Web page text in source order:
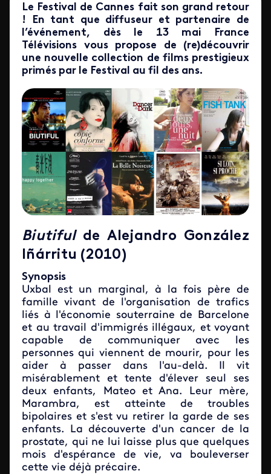
Le Festival de Cannes fait son grand retour
! En tant que diffuseur et partenaire de
l’événement, dès le 13 mai France
Télévisions vous propose de (re)découvrir
une nouvelle collection de films prestigieux
primés par le Festival au fil des ans.
Biutiful de Alejandro González
Iñárritu (2010)
Synopsis
Uxbal est un marginal, à la fois père de
famille vivant de l'organisation de trafics
liés à l'économie souterraine de Barcelone
et au travail d'immigrés illégaux, et voyant
capable de communiquer avec les
personnes qui viennent de mourir, pour les
aider à passer dans l'au-delà. Il vit
misérablement et tente d'élever seul ses
deux enfants, Mateo et Ana. Leur mère,
Marambra, est atteinte de troubles
bipolaires et s'est vu retirer la garde de ses
enfants. La découverte d'un cancer de la
prostate, qui ne lui laisse plus que quelques
mois d'espérance de vie, va bouleverser
cette vie déjà précaire.